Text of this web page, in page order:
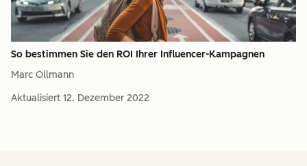
So bestimmen Sie den ROI Ihrer Influencer-Kampagnen
Marc Ollmann
Aktualisiert 12. Dezember 2022